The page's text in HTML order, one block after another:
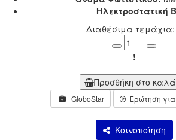
Ηλεκτροστατική
Διαθέσιμα
Minus
Plus
!
Προσθήκη στο
GloboStar Ερώτηση
Κοινοποίηση